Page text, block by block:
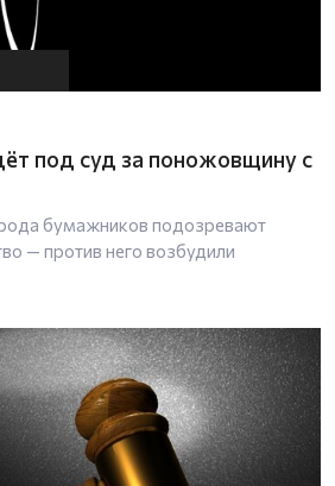
под суд за поножовщину с
бумажников подозревают
— против него возбудили